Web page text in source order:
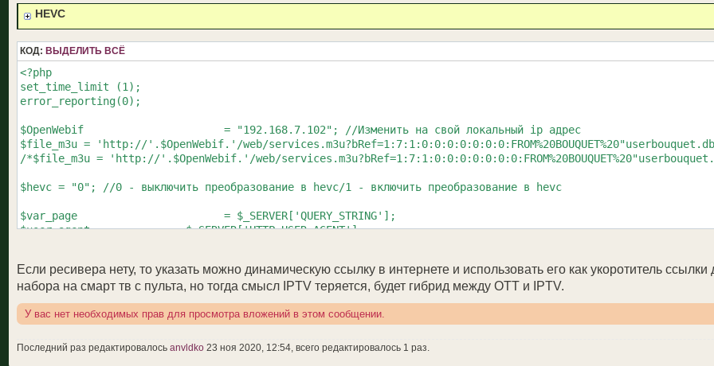
HEVC
КОД: ВЫДЕЛИТЬ ВСЁ
<?php
set_time_limit (1);
error_reporting(0);
$OpenWebif			= "192.168.7.102"; //Изменить на свой локальный ip адрес
$file_m3u = 'http://'.$OpenWebif.'/web/
/*$file_m3u = 'http://'.$OpenWebif.'/web/
$hevc = "0"; //0 - выключить преобразование в hevc/1 - включить преобразование в hevc
$var_page			= $_SERVER['QUERY_STRING'];
$user_agent 		= $_SERVER['HTTP_USER_AGENT'];
$server_port		= $_SERVER['SERVER_PORT'];
$server_addr		= $_SERVER['SERVER_ADDR'];
$current_m3u		= file_get_contents($file_m3u);
Если ресивера нету, то указать можно динамическую ссылку в интернете и использовать его как укоротитель ссылки
набора на смарт тв с пульта, но тогда смысл IPTV теряется, будет гибрид между OTT и IPTV.
У вас нет необходимых прав для просмотра вложений в этом сообщении.
Последний раз редактировалось anvldko 23 ноя 2020, 12:54, всего редактировалось 1 раз.